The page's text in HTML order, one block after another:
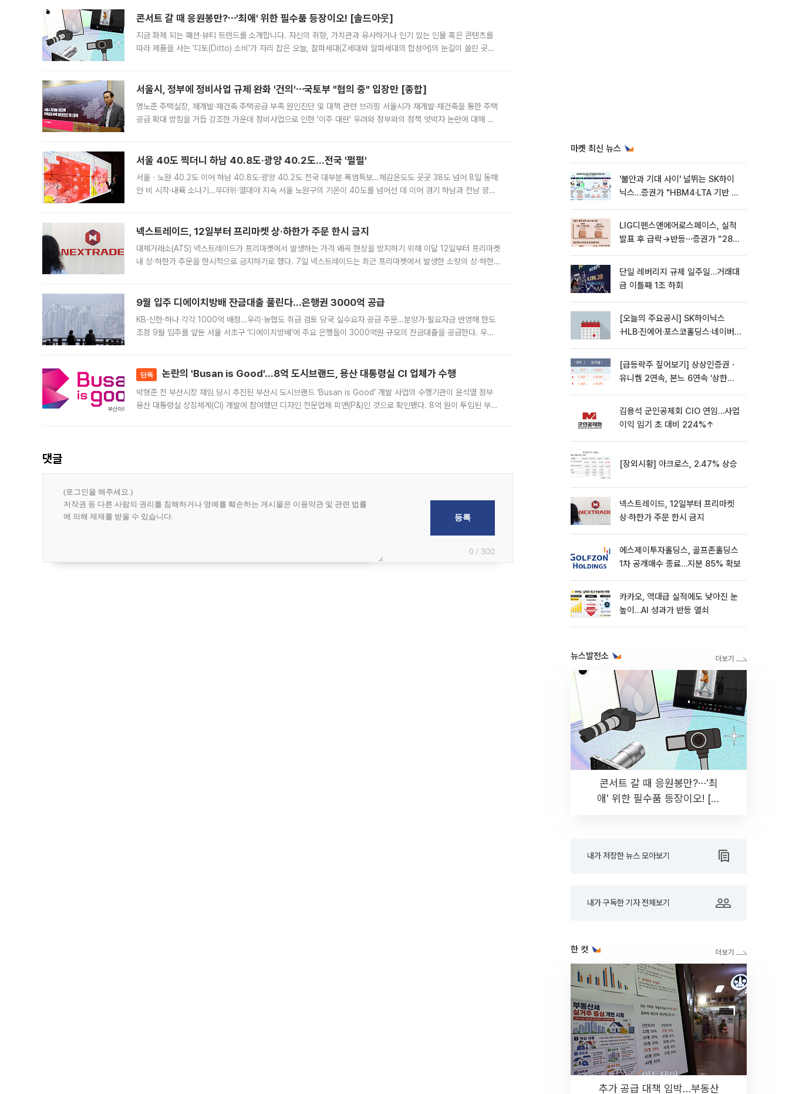
콘서트 갈 때 응원봉만?⋯'최애' 위한 필수품 등장이오! [솔드아웃]
지금 화제 되는 패션·뷰티 트렌드를 소개합니다. 자신의 취향, 가치관과 유사하거나 인기 있는 인물 혹은 콘텐츠를
따라 제품을 사는 '디토(Ditto) 소비'가 자리 잡은 오늘, 잘파세대(Z세대와 알파세대의 합성어)의 눈길이 쏠린 곳은
서울시, 정부에 정비사업 규제 완화 '건의'⋯국토부 "협의 중" 입장만 [종합]
명노준 주택실장, 재개발·재건축 주택공급 부족 원인진단 및 대책 관련 브리핑 서울시가 재개발·재건축을 통한 주택
공급 확대 방침을 거듭 강조한 가운데 정비사업으로 인한 '이주 대란' 우려와 정부와의 정책 엇박자 논란에 대해 정
서울 40도 찍더니 하남 40.8도·광양 40.2도…전국 '펄펄'
서울ㆍ노원 40.2도 이어 하남 40.8도·광양 40.2도 전국 대부분 폭염특보…체감온도도 곳곳 38도 넘어 8일 동해
안 비 시작·내륙 소나기…무더위·열대야 지속 서울 노원구의 기온이 40도를 넘어선 데 이어 경기 하남과 전남 광양
넥스트레이드, 12일부터 프리마켓 상·하한가 주문 한시 금지
대체거래소(ATS) 넥스트레이드가 프리마켓에서 발생하는 가격 왜곡 현상을 방지하기 위해 이달 12일부터 프리마켓
내 상·하한가 주문을 한시적으로 금지하기로 했다. 7일 넥스트레이드는 최근 프리마켓에서 발생한 소량의 상·하한
9월 입주 디에이치방배 잔금대출 풀린다…은행권 3000억 공급
KB·신한·하나 각각 1000억 배정…우리·농협도 취급 검토 당국 실수요자 공급 주문…분양가·필요자금 반영해 한도
조정 9월 입주를 앞둔 서울 서초구 ‘디에이치방배’에 주요 은행들이 3000억원 규모의 잔금대출을 공급한다. 우리
단독 논란의 'Busan is Good'…8억 도시브랜드, 용산 대통령실 CI 업체가 수행
박형준 전 부산시장 재임 당시 추진된 부산시 도시브랜드 ‘Busan is Good’ 개발 사업의 수행기관이 윤석열 정부
용산 대통령실 상징체계(CI) 개발에 참여했던 디자인 전문업체 피앤(P&)인 것으로 확인됐다. 8억 원이 투입된 부산
댓글
0 / 300
마켓 최신 뉴스
'불안과 기대 사이' 널뛰는 SK하이
닉스…증권가 "HBM4·LTA 기반 펀
LIG디펜스앤에어로스페이스, 실적
발표 후 급락→반등⋯증권가 “28년
단일 레버리지 규제 일주일…거래대
금 이틀째 1조 하회
[오늘의 주요공시] SK하이닉스
·HLB·진에어·포스코홀딩스·네이버·
[급등락주 짚어보기] 상상인증권ㆍ
유니켐 2연속, 본느 6연속 ‘상한
김용석 군인공제회 CIO 연임…사업
이익 임기 초 대비 224%↑
[장외시황] 아크로스, 2.47% 상승
넥스트레이드, 12일부터 프리마켓
상·하한가 주문 한시 금지
에스제이투자홀딩스, 골프존홀딩스
1차 공개매수 종료…지분 85% 확보
카카오, 역대급 실적에도 낮아진 눈
높이…AI 성과가 반등 열쇠
뉴스발전소
콘서트 갈 때 응원봉만?⋯'최
애' 위한 필수품 등장이오! [솔
내가 저장한 뉴스 모아보기
내가 구독한 기자 전체보기
한 컷
추가 공급 대책 임박…부동산